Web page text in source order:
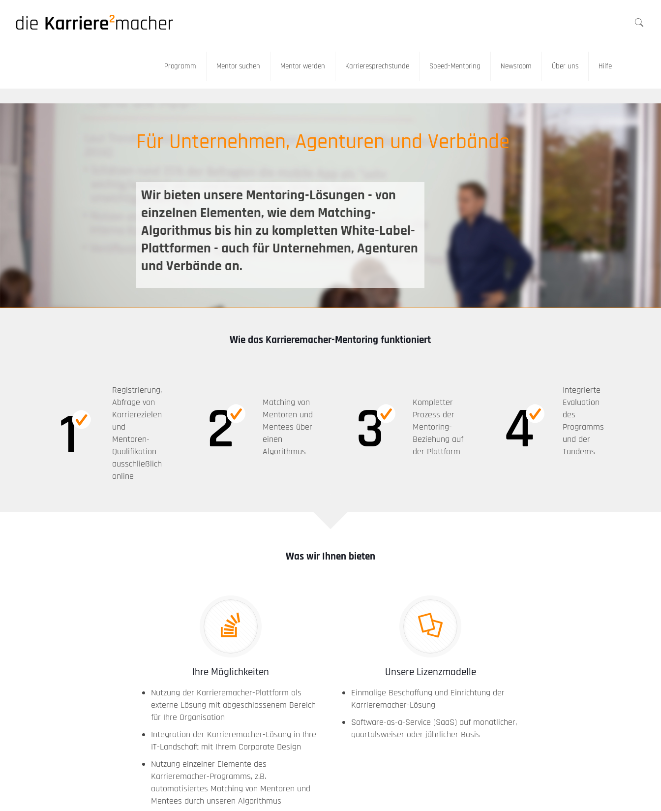
Programm Mentor suchen Mentor werden Karrieresprechstunde Speed-Mentoring Newsroom Über uns Hilfe
Für Unternehmen, Agenturen und Verbände
Wir bieten unsere Mentoring-Lösungen - von
einzelnen Elementen, wie dem Matching-
Algorithmus bis hin zu kompletten White-Label-
Plattformen - auchfür Unternehmen, Agenturen
und Verbände an.
Wie das Karrieremacher-Mentoring funktioniert
Registrierung,
Abfrage von
Karrierezielen
und
Mentoren-
Qualifikation
ausschließlich
online
Matching von
Mentoren und
Mentees über
einen
Algorithmus
Kompletter
Prozess der
Mentoring-
Beziehung auf
der Plattform
Integrierte
Evaluation
des
Programms
und der
Tandems
Was wir Ihnen bieten
Ihre Möglichkeiten
Nutzung der Karrieremacher-Plattform als
externe Lösung mit abgeschlossenem Bereich
für Ihre Organisation
Integration der Karrieremacher-Lösung in Ihre
IT-Landschaft mit Ihrem Corporate Design
Nutzung einzelner Elemente des
Karrieremacher-Programms, z.B.
automatisiertes Matching von Mentoren und
Mentees durch unseren Algorithmus
Unsere Lizenzmodelle
Einmalige Beschaffung und Einrichtung der
Karrieremacher-Lösung
Software-as-a-Service (SaaS) auf monatlicher,
quartalsweiser oder jährlicher Basis